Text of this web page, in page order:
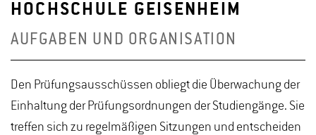
HOCHSCHULE GEISENHEIM
AUFGABEN UND ORGANISATION
Den Prüfungsausschüssen obliegt die Überwachung der
Einhaltung der Prüfungsordnungen der Studiengänge. Sie
treffen sich zu regelmäßigen Sitzungen und entscheiden